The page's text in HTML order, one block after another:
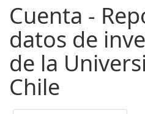
Cuenta -
datos de
de la
Chile